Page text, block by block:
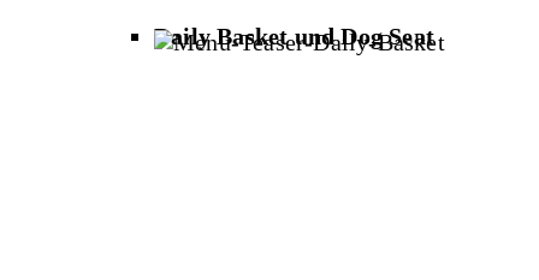
Daily Basket und Dog Seat